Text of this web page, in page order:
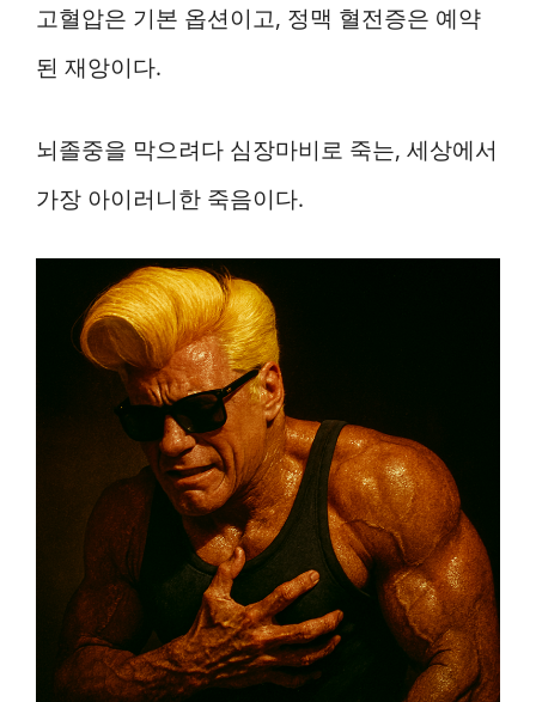
고혈압은 기본 옵션이고, 정맥 혈전증은 예약
된 재앙이다.
뇌졸중을 막으려다 심장마비로 죽는, 세상에서
가장 아이러니한 죽음이다.